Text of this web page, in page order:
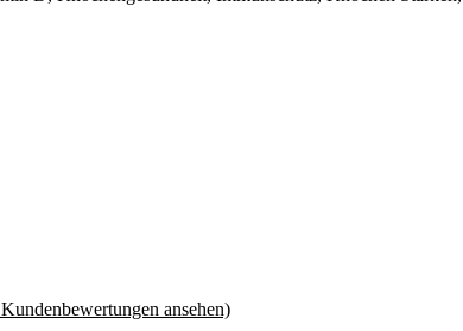
Kundenbewertungen ansehen)